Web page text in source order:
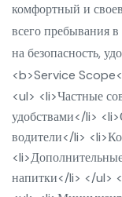
комфортный и
всего пребывания
на безопасность,
<b>Service
<ul> <li>Частные
удобствами</li>
водители</li>
напитки</li> </